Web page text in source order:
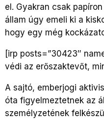
el. Gyakran csak
állam úgy emeli ki a
hogy egy még
[irp posts=”30423″
védi az erőszaktevőt,
A sajtó, emberjogi
óta figyelmeztetnek az
személyzetének